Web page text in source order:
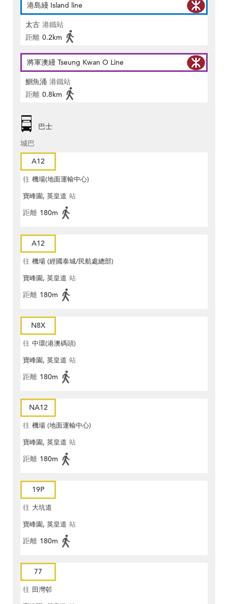
港島綫 Island line
太古 港鐵站
距離 0.2km
將軍澳綫 Tseung Kwan O Line
鰂魚涌 港鐵站
距離 0.8km
巴士
城巴
A12
往 機場(地面運輸中心)
寶峰園, 英皇道 站
距離 180m
A12
往 機場 (經國泰城/民航處總部)
寶峰園, 英皇道 站
距離 180m
N8X
往 中環(港澳碼頭)
寶峰園, 英皇道 站
距離 180m
NA12
往 機場 (地面運輸中心)
寶峰園, 英皇道 站
距離 180m
19P
往 大坑道
寶峰園, 英皇道 站
距離 180m
77
往 田灣邨